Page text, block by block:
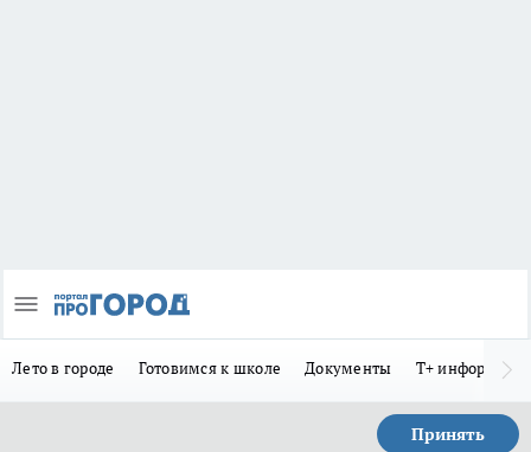
Лето в городе Готовимся к школе Документы Т+
Принять